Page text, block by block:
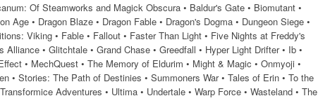
Of Steamworks and Magick Obscura • Baldur's Gate • Biomutant •
Age • Dragon Blaze • Dragon Fable • Dragon's Dogma • Dungeon Siege •
Viking • Fable • Fallout • Faster Than Light • Five Nights at Freddy's
Alliance • Glitchtale • Grand Chase • Greedfall • Hyper Light Drifter • Ib •
• MechQuest • The Memory of Eldurim • Might & Magic • Onmyoji •
• Stories: The Path of Destinies • Summoners War • Tales of Erin • To the
Adventures • Ultima • Undertale • Warp Force • Wasteland • The